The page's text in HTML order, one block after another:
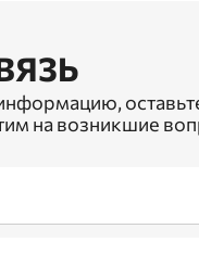
на возникшие